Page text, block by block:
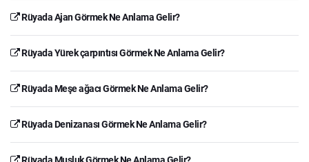
Rüyada Ajan Görmek Ne Anlama Gelir?
Rüyada Yürek çarpıntısı Görmek Ne Anlama Gelir?
Rüyada Meşe ağacı Görmek Ne Anlama Gelir?
Rüyada Denizanası Görmek Ne Anlama Gelir?
Rüyada Musluk Görmek Ne Anlama Gelir?